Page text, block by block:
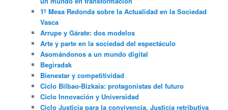
1º Mesa Redonda sobre la Actualidad en la Sociedad
Vasca
Arrupe y Gárate: dos modelos
Arte y parte en la sociedad del espectáculo
Asomándonos a un mundo digital
Begiradak
Bienestar y competitividad
Ciclo Bilbao-Bizkaia: protagonistas del futuro
Ciclo Innovación y Universidad
Ciclo Justicia para la convivencia. Justicia retributiva